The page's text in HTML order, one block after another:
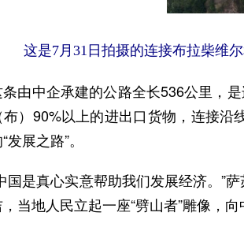
这是7月31日拍摄的连接布拉柴维
中企承建的公路全长536公里，是
布）90%以上的进出口货物，连接
发展之路”。
是真心实意帮助我们发展经济。”萨
当地人民立起一座“劈山者”雕像，